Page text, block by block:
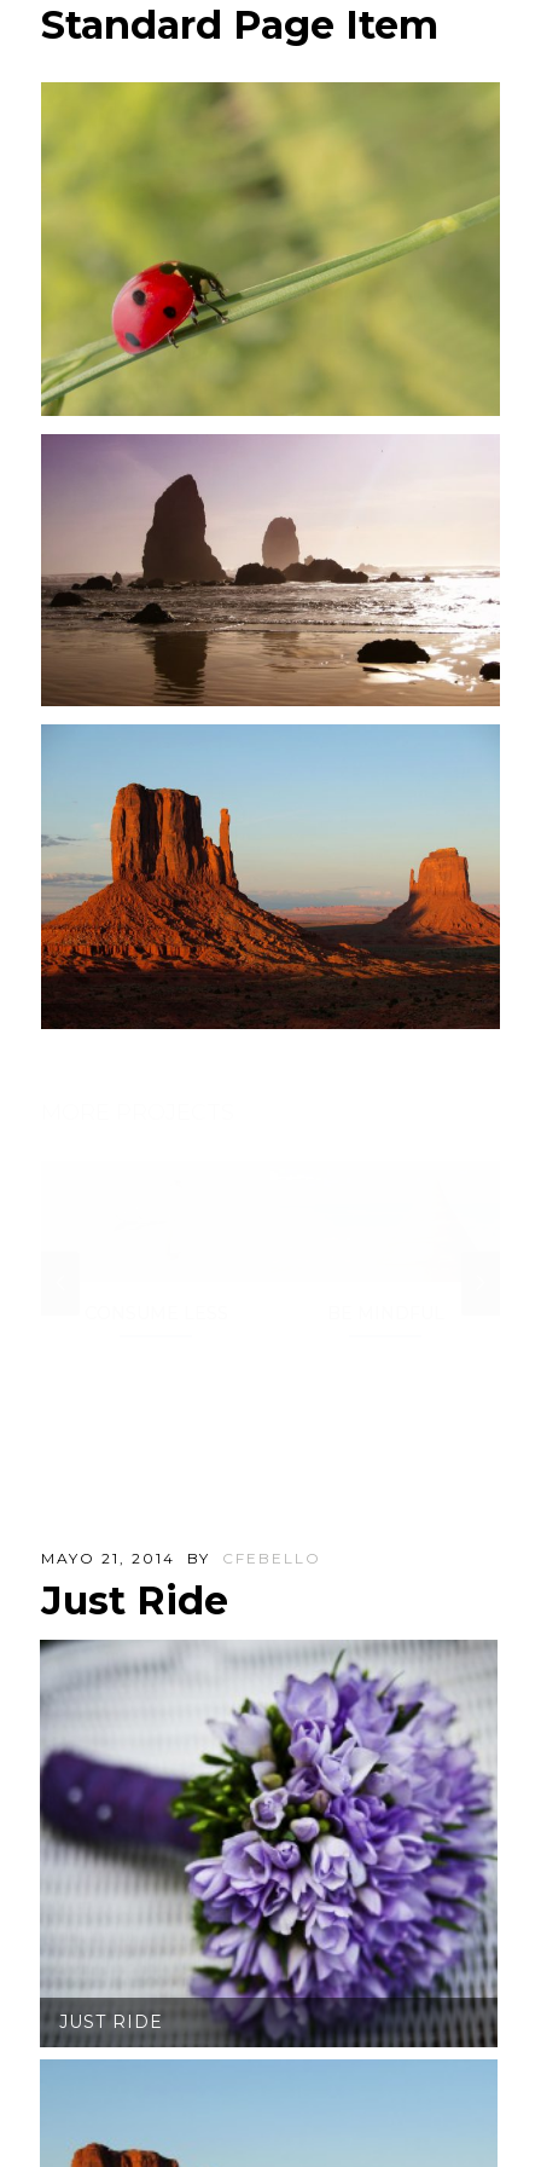
Standard Page Item
MAYO 21, 2014 BY CFEBELLO
Just Ride
JUST RIDE